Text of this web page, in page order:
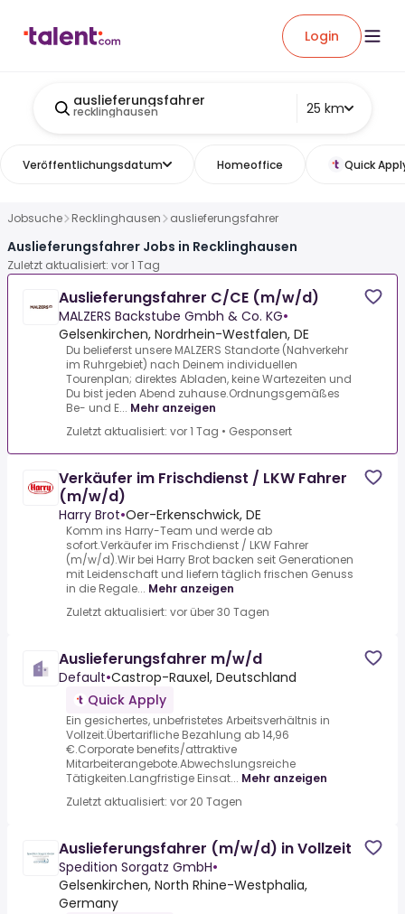
Login
auslieferungsfahrer
recklinghausen 25 km
Veröffentlichungsdatum Homeoffice Quick
Jobsuche Recklinghausen auslieferungsfahrer
Auslieferungsfahrer Jobs in Recklinghausen
Zuletzt aktualisiert: vor 1 Tag
Auslieferungsfahrer C/CE (m/w/d)
MALZERS Backstube Gmbh & Co. KG•
Gelsenkirchen, Nordrhein-Westfalen, DE
Du belieferst unsere MALZERS Standorte (Nahverkehr
im Ruhrgebiet) nach Deinem individuellen
Tourenplan; direktes Abladen, keine Wartezeiten und
Du bist jeden Abend zuhause.Ordnungsgemäßes
Be- und E... Mehr anzeigen
Zuletzt aktualisiert: vor 1 Tag • Gesponsert
Verkäufer im Frischdienst / LKW Fahrer
(m/w/d)
Harry Brot•Oer-Erkenschwick, DE
Komm ins Harry-Team und werde ab
sofort.Verkäufer im Frischdienst / LKW Fahrer
(m/w/d).Wir bei Harry Brot backen seit Generationen
mit Leidenschaft und liefern täglich frischen Genuss
in die Regale... Mehr anzeigen
Zuletzt aktualisiert: vor über 30 Tagen
Auslieferungsfahrer m/w/d
Default•Castrop-Rauxel, Deutschland
Quick Apply
Ein gesichertes, unbefristetes Arbeitsverhältnis in
Vollzeit.Übertarifliche Bezahlung ab 14,96
€.Corporate benefits/attraktive
Mitarbeiterangebote.Abwechslungsreiche
Tätigkeiten.Langfristige Einsat... Mehr anzeigen
Zuletzt aktualisiert: vor 20 Tagen
Auslieferungsfahrer (m/w/d) in Vollzeit
Spedition Sorgatz GmbH•
Gelsenkirchen, North Rhine-Westphalia,
Germany